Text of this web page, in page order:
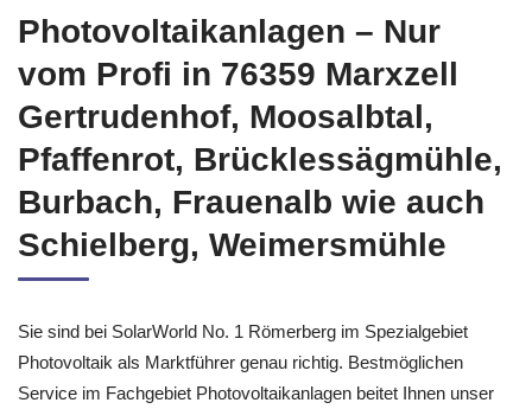
Photovoltaikanlagen – Nur
vom Profi in 76359 Marxzell
Gertrudenhof, Moosalbtal,
Pfaffenrot, Brücklessägmühle,
Burbach, Frauenalb wie auch
Schielberg, Weimersmühle
Sie sind bei SolarWorld No. 1 Römerberg im Spezialgebiet
Photovoltaik als Marktführer genau richtig. Bestmöglichen
Service im Fachgebiet Photovoltaikanlagen beitet Ihnen unser